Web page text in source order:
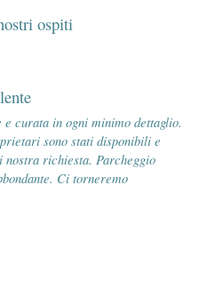
ospiti
curata in ogni minimo dettaglio.
sono stati disponibili e
nostra richiesta. Parcheggio
Ci torneremo